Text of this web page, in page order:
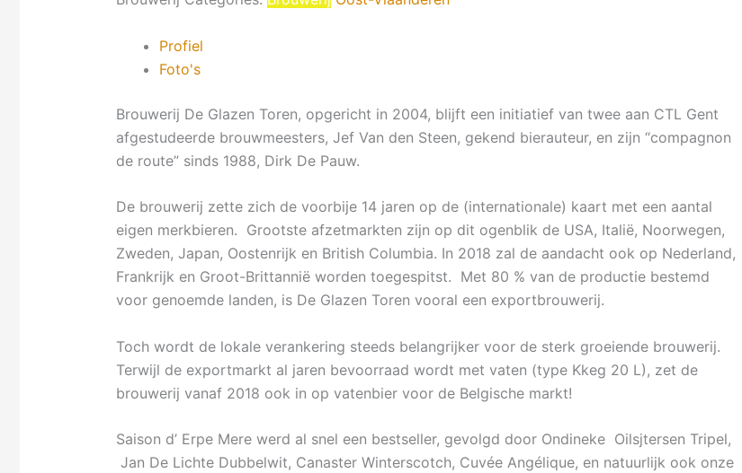
Profiel
Foto's
Brouwerij De Glazen Toren, opgericht in 2004, blijft een initiatief van twee aan CTL Gent
afgestudeerde brouwmeesters, Jef Van den Steen, gekend bierauteur, en zijn “compagnon
de route” sinds 1988, Dirk De Pauw.
De brouwerij zette zich de voorbije 14 jaren op de (internationale) kaart met een aantal
eigen merkbieren. Grootste afzetmarkten zijn op dit ogenblik de USA, Italië, Noorwegen,
Zweden, Japan, Oostenrijk en British Columbia. In 2018 zal de aandacht ook op Nederland,
Frankrijk en Groot-Brittannië worden toegespitst. Met 80 % van de productie bestemd
voor genoemde landen, is De Glazen Toren vooral een exportbrouwerij.
Toch wordt de lokale verankering steeds belangrijker voor de sterk groeiende brouwerij.
Terwijl de exportmarkt al jaren bevoorraad wordt met vaten (type Kkeg 20 L), zet de
brouwerij vanaf 2018 ook in op vatenbier voor de Belgische markt!
Saison d’ Erpe Mere werd al snel een bestseller, gevolgd door Ondineke Oilsjtersen Tripel,
Jan De Lichte Dubbelwit, Canaster Winterscotch, Cuvée Angélique, en natuurlijk ook onze